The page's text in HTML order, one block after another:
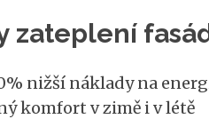
zateplení
nižší náklady na
komfort v zimě i v létě